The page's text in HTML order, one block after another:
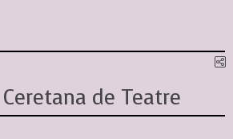
de Teatre